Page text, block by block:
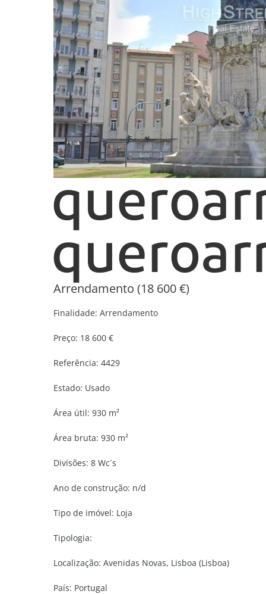
Arrendamento (18 600 €)
Finalidade: Arrendamento
Preço: 18 600 €
Referência: 4429
Estado: Usado
Área útil: 930 m²
Área bruta: 930 m²
Divisões: 8 Wc´s
Ano de construção: n/d
Tipo de imóvel: Loja
Tipologia:
Localização: Avenidas Novas, Lisboa (Lisboa)
País: Portugal